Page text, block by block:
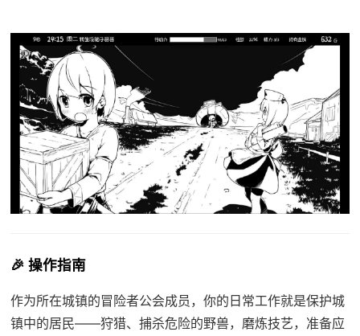
🎉 操作指南
作为所在城镇的冒险者公会成员，你的日常工作就是保护城
镇中的居民——狩猎、捕杀危险的野兽，磨炼技艺，准备应